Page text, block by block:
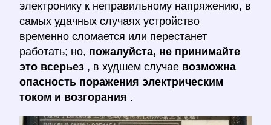
электронику к неправильному напряжению, в
самых удачных случаях устройство
временно сломается или перестанет
работать; но, пожалуйста, не принимайте
это всерьез , в худшем случае возможна
опасность поражения электрическим
током и возгорания .